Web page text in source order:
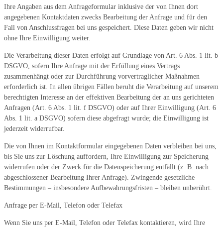
Ihre Angaben aus dem Anfrageformular inklusive der von Ihnen dort
angegebenen Kontaktdaten zwecks Bearbeitung der Anfrage und für den
Fall von Anschlussfragen bei uns gespeichert. Diese Daten geben wir nicht
ohne Ihre Einwilligung weiter.
Die Verarbeitung dieser Daten erfolgt auf Grundlage von Art. 6 Abs. 1 lit. b
DSGVO, sofern Ihre Anfrage mit der Erfüllung eines Vertrags
zusammenhängt oder zur Durchführung vorvertraglicher Maßnahmen
erforderlich ist. In allen übrigen Fällen beruht die Verarbeitung auf unserem
berechtigten Interesse an der effektiven Bearbeitung der an uns gerichteten
Anfragen (Art. 6 Abs. 1 lit. f DSGVO) oder auf Ihrer Einwilligung (Art. 6
Abs. 1 lit. a DSGVO) sofern diese abgefragt wurde; die Einwilligung ist
jederzeit widerrufbar.
Die von Ihnen im Kontaktformular eingegebenen Daten verbleiben bei uns,
bis Sie uns zur Löschung auffordern, Ihre Einwilligung zur Speicherung
widerrufen oder der Zweck für die Datenspeicherung entfällt (z. B. nach
abgeschlossener Bearbeitung Ihrer Anfrage). Zwingende gesetzliche
Bestimmungen – insbesondere Aufbewahrungsfristen – bleiben unberührt.
Anfrage per E-Mail, Telefon oder Telefax
Wenn Sie uns per E-Mail, Telefon oder Telefax kontaktieren, wird Ihre